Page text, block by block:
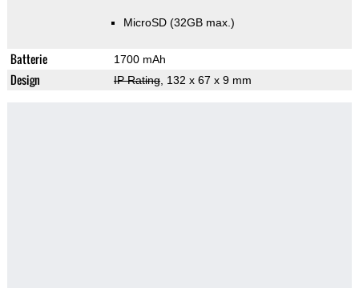
MicroSD (32GB max.)
Batterie 1700 mAh
Design IP Rating, 132 x 67 x 9 mm